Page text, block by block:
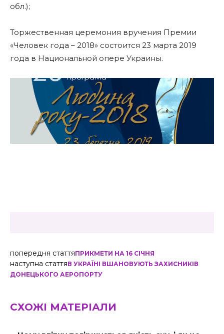
обл.);
Торжественная церемония вручения Премии
«Человек года – 2018» состоится 23 марта 2019
года в Национальной опере Украины.
попередня статтяПРИКМЕТИ НА 16 СІЧНЯ
наступна статтяВ УКРАЇНІ ВШАНОВУЮТЬ ЗАХИСНИКІВ
ДОНЕЦЬКОГО АЕРОПОРТУ
СХОЖІ МАТЕРІАЛИ